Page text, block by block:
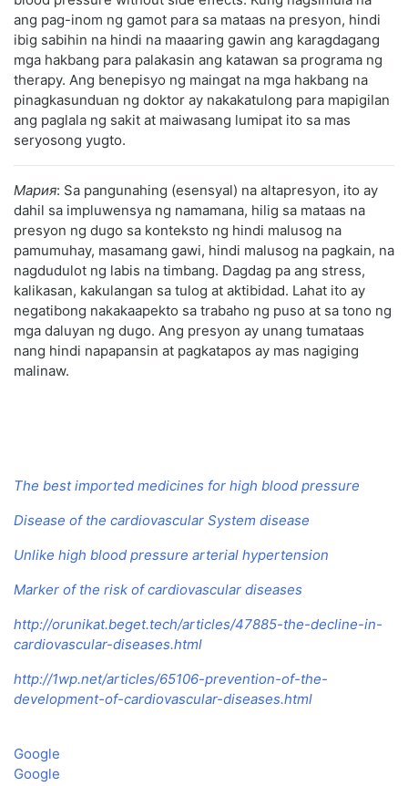
ang pag-inom ng gamot para sa mataas na presyon, hindi
ibig sabihin na hindi na maaaring gawin ang karagdagang
mga hakbang para palakasin ang katawan sa programa ng
therapy. Ang benepisyo ng maingat na mga hakbang na
pinagkasunduan ng doktor ay nakakatulong para mapigilan
ang paglala ng sakit at maiwasang lumipat ito sa mas
seryosong yugto.
Мария: Sa pangunahing (esensyal) na altapresyon, ito ay
dahil sa impluwensya ng namamana, hilig sa mataas na
presyon ng dugo sa konteksto ng hindi malusog na
pamumuhay, masamang gawi, hindi malusog na pagkain, na
nagdudulot ng labis na timbang. Dagdag pa ang stress,
kalikasan, kakulangan sa tulog at aktibidad. Lahat ito ay
negatibong nakakaapekto sa trabaho ng puso at sa tono ng
mga daluyan ng dugo. Ang presyon ay unang tumataas
nang hindi napapansin at pagkatapos ay mas nagiging
malinaw.
The best imported medicines for high blood pressure
Disease of the cardiovascular System disease
Unlike high blood pressure arterial hypertension
Marker of the risk of cardiovascular diseases
http://orunikat.beget.tech/articles/47885-the-decline-in-
cardiovascular-diseases.html
http://1wp.net/articles/65106-prevention-of-the-
development-of-cardiovascular-diseases.html
Google
Google